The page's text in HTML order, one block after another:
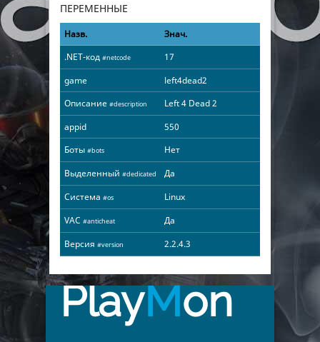
ПЕРЕМЕННЫЕ
Назв.
Знач.
.NET-код #netcode
17
game
left4dead2
Описание #description
Left 4 Dead 2
appid
550
Боты #bots
Нет
Выделенный #dedicated
Да
Система #os
Linux
VAC #anticheat
Да
Версия #version 2.2.4.3
PlayMon